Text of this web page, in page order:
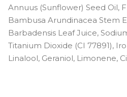
Annuus (Sunflower) Seed Oil,
Bambusa Arundinacea Stem
Barbadensis Leaf Juice,
Titanium Dioxide (CI 77891),
Linalool, Geraniol, Limonene,